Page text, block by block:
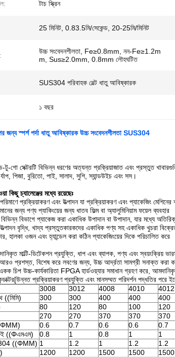
টাচ স্ক্রিন
25 মিনিট, 0.83.5মি/সেকেন্ড, 20-25মি/মিনিট
উচ্চ সংবেদনশীলতা, Fe≥0.8mm, নন-Fe≥1.2m
m, Sus≥2.0mm, 0.8mm লৌহঘটিত
SUS304 পরিবাহক বেল্ট ধাতু আবিষ্কারক
১ বছর
জন্য স্পর্শ পর্দা ধাতু আবিষ্কারক উচ্চ সংবেদনশীলতা SUS304
টু-গো সেক্টরটি বিভিন্ন ধরণের অত্যন্ত প্রক্রিয়াজাত এবং প্রস্তুত
পিজা, বুরিতো, পাই, সালাদ, সুশি, স্যান্ডউইচ এবং সস।
কিছু চ্যালেঞ্জের মধ্যে রয়েছেঃ
প্রক্রিয়াকরণ এবং উত্পাদন যা প্রক্রিয়াকরণ এবং প্যাকেজিং মেশিনের
জন্য পণ্য প্যাকিংয়ের জন্য ধাতব ফিল্ম বা অ্যালুমিনিয়াম ফয়েল ব্যবহার
বিভাগে প্যাকেজ করা একাধিক উপাদান বা উপাদান, যার মধ্যে
বৃদ্ধি, খাদ্য প্রস্তুতকারকদের একাধিক পণ্য সহ একাধিক খুচরা
হালকা ওজন এবং হ্যান্ডেল করা কঠিন প্যাকেজিংয়ের দিকে পরিচালিত করে
মাল্টি-ডিটেকশন প্রযুক্তি, ধাপ এবং ব্যাপক, পণ্য এবং স্বয়ংক্রিয়
আরও প্রশস্ত, বিশেষ করে লবণের জন্য, উচ্চ আর্দ্রতা সামগ্রী সনাক্ত
চিপ উচ্চ-কার্যকারিতা FPGA হার্ডওয়্যার সমাধান গ্রহণ করে,
প্রক্রিয়াকরণ প্রযুক্তি এবং মানসম্মত পরিদর্শন পদ্ধতির পরে
3008 3012 4008 4010 4012
((মিমি)
300 300 400 400 400
80 120 80 100 120
270 270 370 370 370
0.6 0.7 0.6 0.6 0.7
((Φএমএম) 0.8 1 0.8 1 1
((ΦMM) 1 1.2 1 1.2 1.2
1200 1200 1500 1500 1500